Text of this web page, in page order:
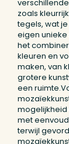
zoals
tegels, wat
eigen unieke
het
kleuren en
maken, van
grotere
een
met
terwijl